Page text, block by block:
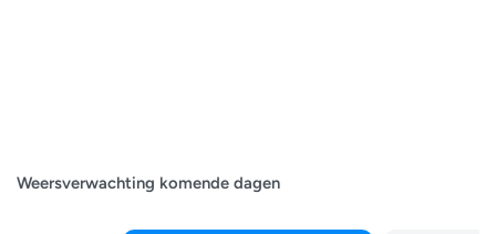
Weersverwachting komende dagen